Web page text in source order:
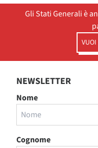
Gli Stati Generali è
NEWSLETTER
Nome
Cognome